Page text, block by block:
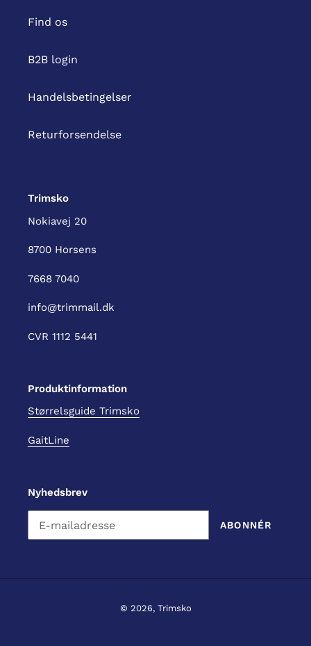
Find os
B2B login
Handelsbetingelser
Returforsendelse
Trimsko
Nokiavej 20
8700 Horsens
7668 7040
info@trimmail.dk
CVR 1112 5441
Produktinformation
Størrelsguide Trimsko
GaitLine
Nyhedsbrev
ABONNÉR
© 2026, Trimsko